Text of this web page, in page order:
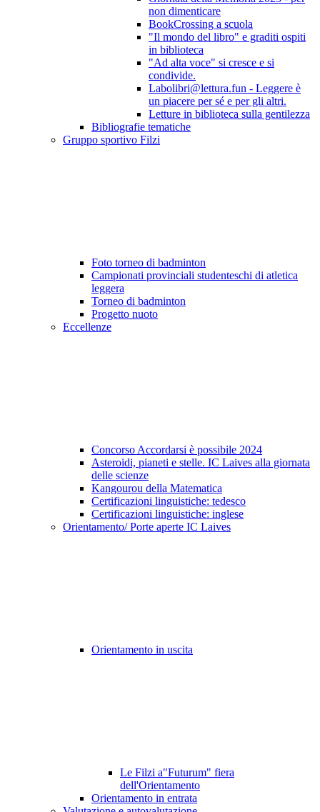
non dimenticare
BookCrossing a scuola
"Il mondo del libro" e graditi ospiti
in biblioteca
"Ad alta voce" si cresce e si
condivide.
Labolibri@lettura.fun - Leggere è
un piacere per sé e per gli altri.
Letture in biblioteca sulla gentilezza
Bibliografie tematiche
Gruppo sportivo Filzi
Foto torneo di badminton
Campionati provinciali studenteschi di atletica
leggera
Torneo di badminton
Progetto nuoto
Eccellenze
Concorso Accordarsi è possibile 2024
Asteroidi, pianeti e stelle. IC Laives alla giornata
delle scienze
Kangourou della Matematica
Certificazioni linguistiche: tedesco
Certificazioni linguistiche: inglese
Orientamento/ Porte aperte IC Laives
Orientamento in uscita
Le Filzi a"Futurum" fiera
dell'Orientamento
Orientamento in entrata